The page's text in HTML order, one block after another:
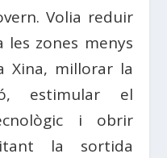
Volia reduir
zones menys
Xina, millorar la
estimular el
i obrir
la sortida